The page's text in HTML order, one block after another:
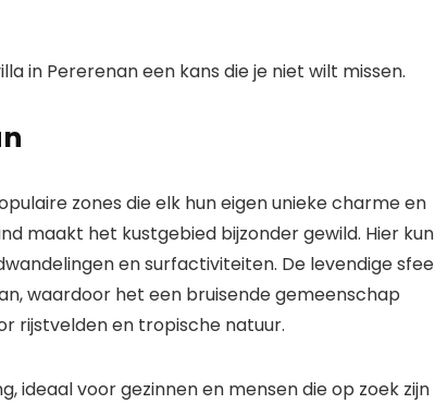
in Pererenan een kans die je niet wilt missen.
zones die elk hun eigen unieke charme en
maakt het kustgebied bijzonder gewild. Hier
en surfactiviteiten. De levendige
waardoor het een bruisende gemeenschap
rijstvelden en tropische natuur.
ideaal voor gezinnen en mensen die op zoek zijn